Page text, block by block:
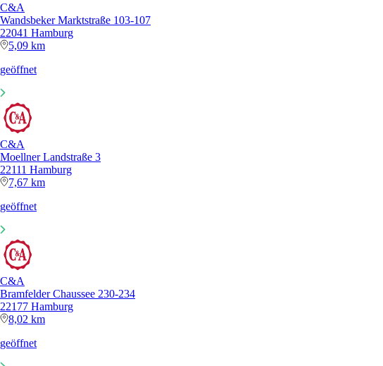
C&A
Wandsbeker Marktstraße 103-107
22041 Hamburg
5,09 km
geöffnet
C&A
Moellner Landstraße 3
22111 Hamburg
7,67 km
geöffnet
C&A
Bramfelder Chaussee 230-234
22177 Hamburg
8,02 km
geöffnet